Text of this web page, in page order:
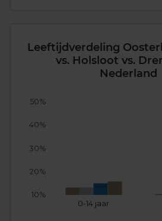
Leeftijdverdeling
vs. Holsloot vs.
Nederland
0-14 jaar
10%
20%
30%
40%
50%